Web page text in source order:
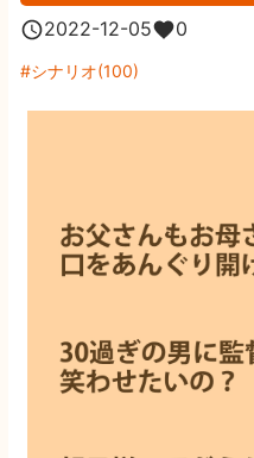
2022-12-05 0
シナリオ(100)